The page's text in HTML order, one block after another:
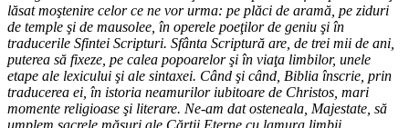
lăsat moştenire celor ce ne vor urma: pe plăci de aramă, pe ziduri
de temple şi de mausolee, în operele poeţilor de geniu şi în
traducerile Sfintei Scripturi. Sfânta Scriptură are, de trei mii de ani,
puterea să fixeze, pe calea popoarelor şi în viaţa limbilor, unele
etape ale lexicului şi ale sintaxei. Când şi când, Biblia înscrie, prin
traducerea ei, în istoria neamurilor iubitoare de Christos, mari
momente religioase şi literare. Ne-am dat osteneala, Majestate, să
umplem sacrele măsuri ale Cărţii Eterne cu lamura limbii